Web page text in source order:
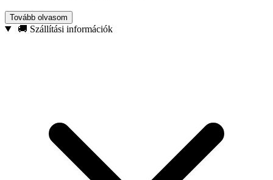
A pontos illeszkedésnek köszönhetően stabilan fogja a HEX
csavarkötéseket, ígycsökkenti a megcsúszás és a csavarfej
Tovább olvasom
🚚 Szállítási információk